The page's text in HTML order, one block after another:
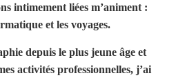
intimement liées m’animent :
et les voyages.
depuis le plus jeune âge et
activités professionnelles, j’ai